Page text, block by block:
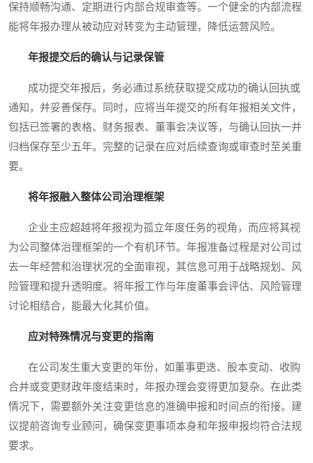
保持顺畅沟通、定期进行内部合规审查等。一个健全的内部流程
能将年报办理从被动应对转变为主动管理，降低运营风险。
年报提交后的确认与记录保管
成功提交年报后，务必通过系统获取提交成功的确认回执或
通知，并妥善保存。同时，应将当年提交的所有年报相关文件，
包括已签署的表格、财务报表、董事会决议等，与确认回执一并
归档保存至少五年。完整的记录在应对后续查询或审查时至关重
要。
将年报融入整体公司治理框架
企业主应超越将年报视为孤立年度任务的视角，而应将其视
为公司整体治理框架的一个有机环节。年报准备过程是对公司过
去一年经营和治理状况的全面审视，其信息可用于战略规划、风
险管理和提升透明度。将年报工作与年度董事会评估、风险管理
讨论相结合，能最大化其价值。
应对特殊情况与变更的指南
在公司发生重大变更的年份，如董事更迭、股本变动、收购
合并或变更财政年度结束时，年报办理会变得更加复杂。在此类
情况下，需要额外关注变更信息的准确申报和时间点的衔接。建
议提前咨询专业顾问，确保变更事项本身和年报申报均符合法规
要求。